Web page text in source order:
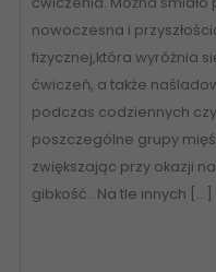
nowoczesna i
fizycznej,która wyróżnia
ćwiczeń, a także
podczas codziennych
poszczególne grupy
zwiększając przy okazji
gibkość.. Na tle innych […]